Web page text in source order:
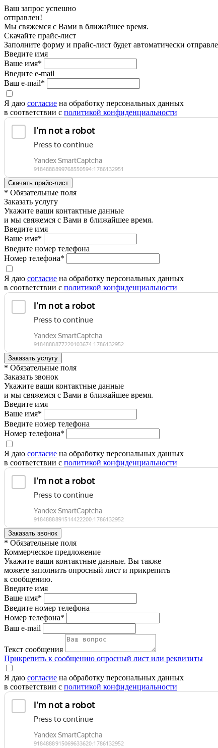
Ваш запрос успешно
отправлен!
Мы свяжемся с Вами в ближайшее время.
Скачайте прайс-лист
Заполните форму и прайс-лист будет автоматически
Введите имя
Ваше имя*
Введите e-mail
Ваш e-mail*
Я даю согласие на обработку персональных данных
в соответствии с политикой конфиденциальности
* Обязательные поля
Заказать услугу
Укажите ваши контактные данные
и мы свяжемся с Вами в ближайшее время.
Введите имя
Ваше имя*
Введите номер телефона
Номер телефона*
Я даю согласие на обработку персональных данных
в соответствии с политикой конфиденциальности
* Обязательные поля
Заказать звонок
Укажите ваши контактные данные
и мы свяжемся с Вами в ближайшее время.
Введите имя
Ваше имя*
Введите номер телефона
Номер телефона*
Я даю согласие на обработку персональных данных
в соответствии с политикой конфиденциальности
* Обязательные поля
Коммерческое предложение
Укажите ваши контактные данные. Вы также
можете заполнить опросный лист и прикрепить
к сообщению.
Введите имя
Ваше имя*
Введите номер телефона
Номер телефона*
Ваш e-mail
Текст сообщения
Прикрепить к сообщению опросный лист или реквизиты
Я даю согласие на обработку персональных данных
в соответствии с политикой конфиденциальности